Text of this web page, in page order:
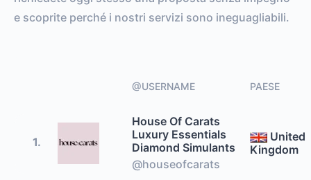
e scoprite perché i nostri servizi sono ineguagliabili.
@USERNAME PAESE
1.
House Of Carats
Luxury Essentials
Diamond Simulants
@houseofcarats
United
Kingdom